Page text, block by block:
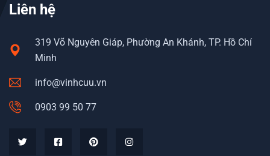
Liên hệ
319 Võ Nguyên Giáp, Phường An Khánh, TP. Hồ Chí
Minh
info@vinhcuu.vn
0903 99 50 77